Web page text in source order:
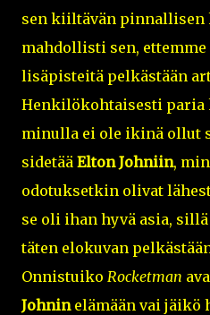
sen kiiltävän pinnallisen
mahdollisti sen,
lisäpisteitä pelkästään
Henkilökohtaisesti paria
minulla ei ole ikinä ollut
sidetää Elton Johniin,
odotuksetkin olivat
se oli ihan hyvä asia,
täten elokuvan
Onnistuiko Rocketman
Johninelämään vai jäikö